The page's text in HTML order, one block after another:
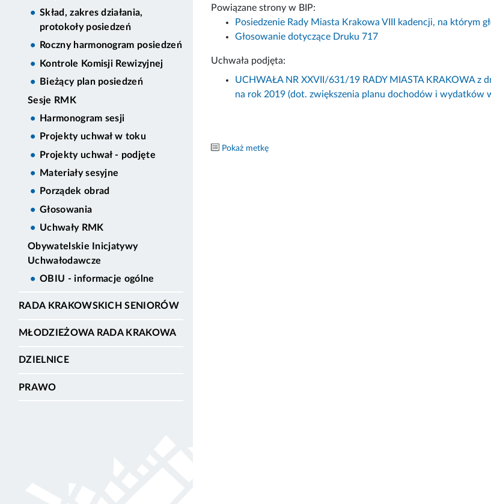
Skład, zakres działania,
protokoły posiedzeń
Roczny harmonogram posiedzeń
Kontrole Komisji Rewizyjnej
Bieżący plan posiedzeń
Sesje RMK
Harmonogram sesji
Projekty uchwał w toku
Projekty uchwał - podjęte
Materiały sesyjne
Porządek obrad
Głosowania
Uchwały RMK
Obywatelskie Inicjatywy
Uchwałodawcze
OBIU - informacje ogólne
RADA KRAKOWSKICH SENIORÓW
MŁODZIEŻOWA RADA KRAKOWA
DZIELNICE
PRAWO
Powiązane strony w BIP:
Posiedzenie Rady Miasta Krakowa VIII kadencji, na którym
Głosowanie dotyczące Druku 717
Uchwała podjęta:
UCHWAŁA NR XXVII/631/19 RADY MIASTA KRAKOWA z
na rok 2019 (dot. zwiększenia planu dochodów i wydatków
Pokaż metkę